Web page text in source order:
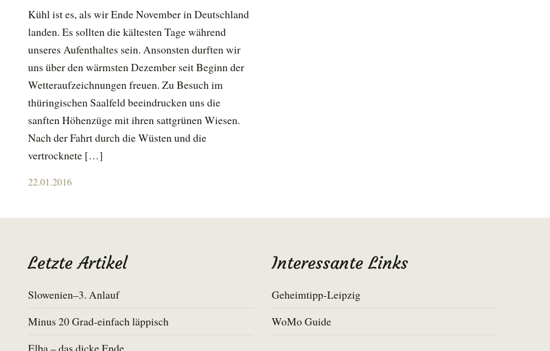
Kühl ist es, als wir Ende November in Deutschland
landen. Es sollten die kältesten Tage während
unseres Aufenthaltes sein. Ansonsten durften wir
uns über den wärmsten Dezember seit Beginn der
Wetteraufzeichnungen freuen. Zu Besuch im
thüringischen Saalfeld beeindrucken uns die
sanften Höhenzüge mit ihren sattgrünen Wiesen.
Nach der Fahrt durch die Wüsten und die
vertrocknete […]
Posted
22.01.2016
Letzte Artikel
Slowenien–3. Anlauf
Minus 20 Grad-einfach läppisch
Elba – das dicke Ende
Interessante Links
Geheimtipp-Leipzig
WoMo Guide